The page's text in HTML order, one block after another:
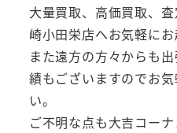
大量買取、高価買取、
崎小田栄店へお気軽にお
また遠方の方々からも
績もございますのでお
い。
ご不明な点も大吉コー